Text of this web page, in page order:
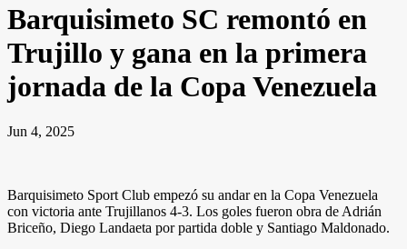
Barquisimeto SC remontó en
Trujillo y gana en la primera
jornada de la Copa Venezuela
Jun 4, 2025
Barquisimeto Sport Club empezó su andar en la Copa Venezuela
con victoria ante Trujillanos 4-3. Los goles fueron obra de Adrián
Briceño, Diego Landaeta por partida doble y Santiago Maldonado.